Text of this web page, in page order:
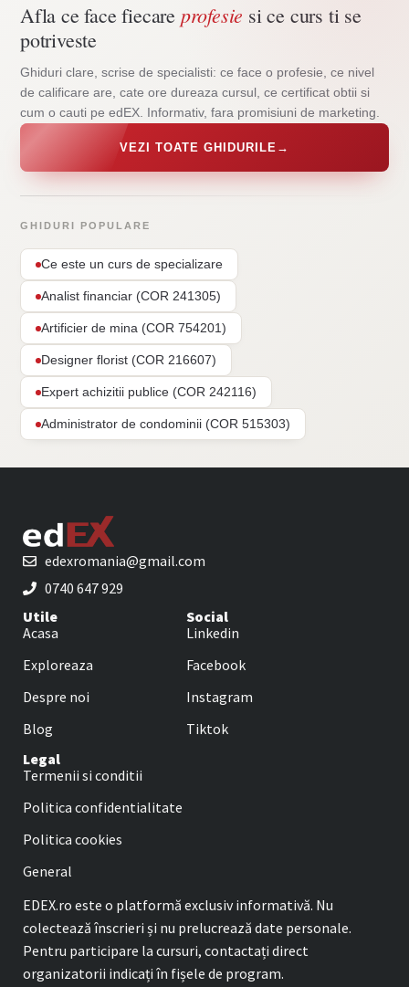
Afla ce face fiecare profesie si ce curs ti se
potriveste
Ghiduri clare, scrise de specialisti: ce face o profesie, ce nivel
de calificare are, cate ore dureaza cursul, ce certificat obtii si
cum o cauti pe edEX. Informativ, fara promisiuni de marketing.
VEZI TOATE GHIDURILE →
GHIDURI POPULARE
Ce este un curs de specializare
Analist financiar (COR 241305)
Artificier de mina (COR 754201)
Designer florist (COR 216607)
Expert achizitii publice (COR 242116)
Administrator de condominii (COR 515303)
edexromania@gmail.com
0740 647 929
Utile
Acasa
Exploreaza
Despre noi
Blog
Social
Linkedin
Facebook
Instagram
Tiktok
Legal
Termenii si conditii
Politica confidentialitate
Politica cookies
General
EDEX.ro este o platformă exclusiv informativă. Nu
colectează înscrieri și nu prelucrează date personale.
Pentru participare la cursuri, contactați direct
organizatorii indicați în fișele de program.